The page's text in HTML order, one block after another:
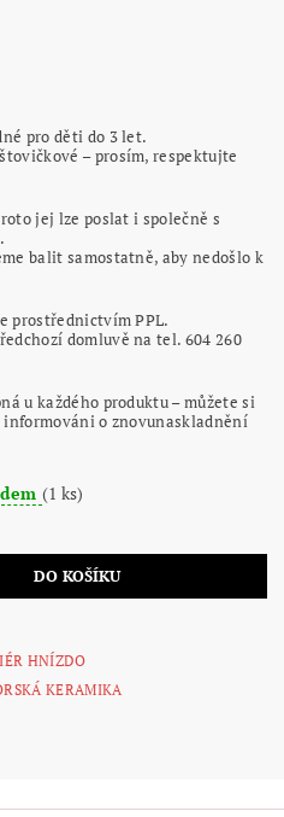
pro děti do 3 let.
– prosím, respektujte
jej lze poslat i společně s
balit samostatně, aby nedošlo k
prostřednictvím PPL.
domluvě na tel. 604 260
u každého produktu – můžete si
o znovunaskladnění
(1 ks)
HNÍZDO
KERAMIKA